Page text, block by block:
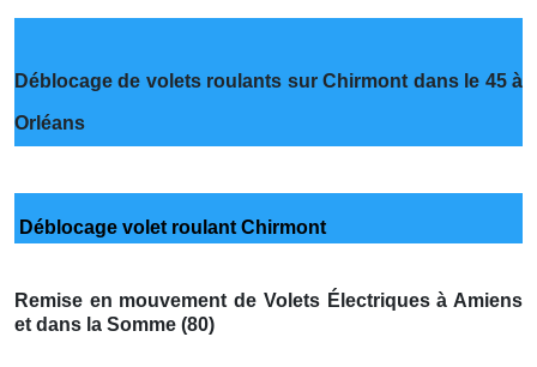
Déblocage de volets roulants sur Chirmont dans le 45 à
Orléans
Déblocage volet roulant Chirmont
Remise en mouvement de Volets Électriques à Amiens
et dans la Somme (80)